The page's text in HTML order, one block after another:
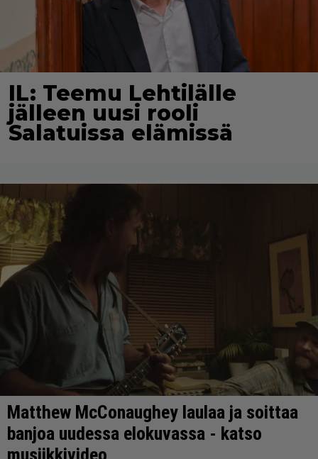
IL: Teemu Lehtilälle
jälleen uusi rooli
Salatuissa elämissä